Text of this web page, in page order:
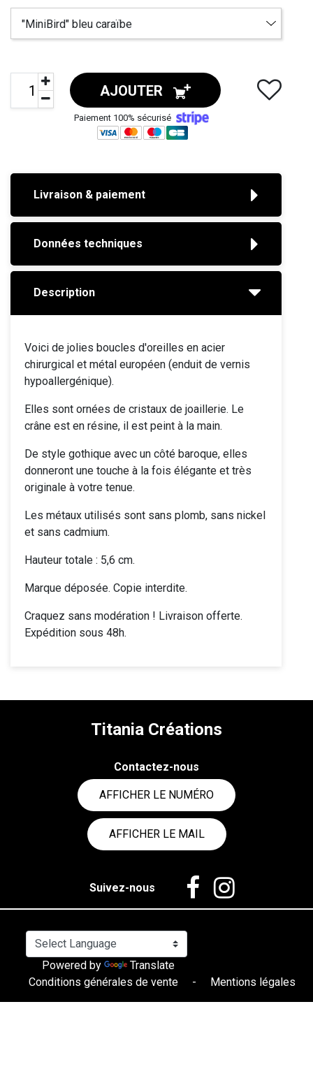
Les métaux utilisés sont s
AJOUTER
Paiement 100% sécurisé
Livraison & paiement
Données techniques
Description
Voici de jolies boucles d'oreilles en acier
chirurgical et métal européen (enduit de vernis
hypoallergénique).
Elles sont ornées de cristaux de joaillerie. Le
crâne est en résine, il est peint à la main.
De style gothique avec un côté baroque, elles
donneront une touche à la fois élégante et très
originale à votre tenue.
Les métaux utilisés sont sans plomb, sans nickel
et sans cadmium.
Hauteur totale : 5,6 cm.
Marque déposée. Copie interdite.
Craquez sans modération ! Livraison offerte.
Expédition sous 48h.
Titania Créations
Contactez-nous
AFFICHER LE NUMÉRO
AFFICHER LE MAIL
Suivez-nous
Powered by
Translate
Conditions générales de vente
- Mentions légales